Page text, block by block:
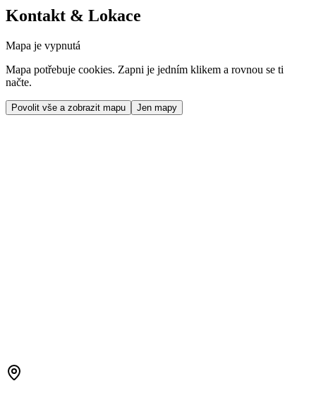
Kontakt & Lokace
Mapa je vypnutá
Mapa potřebuje cookies. Zapni je jedním klikem a rovnou se ti
načte.
Povolit vše a zobrazit mapu Jen mapy